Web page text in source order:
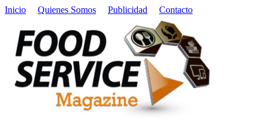
Inicio Quienes Somos Publicidad Contacto